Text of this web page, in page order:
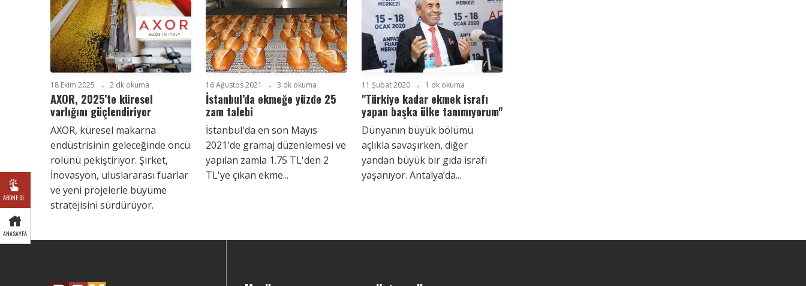
ABONE OL
ANASAYFA
18 Ekim 2025 2 dk okuma
AXOR, 2025’te küresel
varlığını güçlendiriyor
AXOR, küresel makarna
endüstrisinin geleceğinde öncü
rolünü pekiştiriyor. Şirket,
İnovasyon, uluslararası fuarlar
ve yeni projelerle büyüme
stratejisini sürdürüyor.
16 Ağustos 2021 3 dk okuma
İstanbul’da ekmeğe yüzde 25
zam talebi
İstanbul'da en son Mayıs
2021'de gramaj düzenlemesi ve
yapılan zamla 1.75 TL'den 2
TL'ye çıkan ekme...
11 Şubat 2020 1 dk okuma
"Türkiye kadar ekmek israfı
yapan başka ülke tanımıyorum"
Dünyanın büyük bölümü
açlıkla savaşırken, diğer
yandan büyük bir gıda israfı
yaşanıyor. Antalya’da...